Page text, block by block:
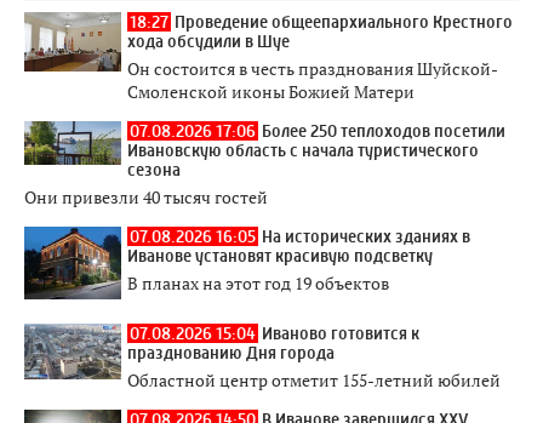
18:27 Проведение общеепархиального Крестного
хода обсудили в Шуе
Он состоится в честь празднования Шуйской-
Смоленской иконы Божией Матери
07.08.2026 17:06 Более 250 теплоходов посетили
Ивановскую область с начала туристического
сезона
Они привезли 40 тысяч гостей
07.08.2026 16:05 На исторических зданиях в
Иванове установят красивую подсветку
В планах на этот год 19 объектов
07.08.2026 15:04 Иваново готовится к
празднованию Дня города
Областной центр отметит 155-летний юбилей